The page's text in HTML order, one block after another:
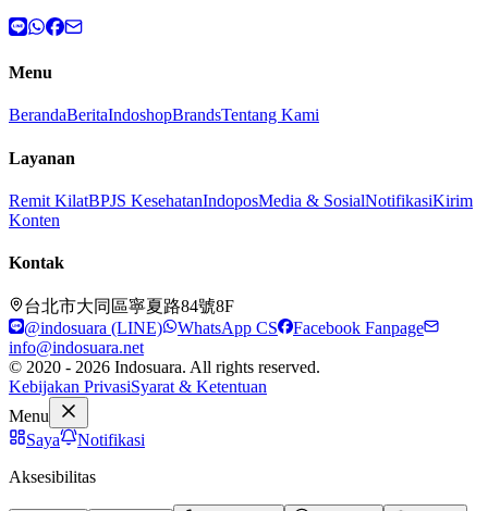
Menu
BerandaBeritaIndoshopBrandsTentang Kami
Layanan
Remit KilatBPJS KesehatanIndoposMedia & SosialNotifikasiKirim
Konten
Kontak
台北市大同區寧夏路84號8F
@indosuara (LINE)
WhatsApp CS
Facebook Fanpage
info@indosuara.net
© 2020 - 2026 Indosuara. All rights reserved.
Kebijakan PrivasiSyarat & Ketentuan
Menu
Saya
Notifikasi
Aksesibilitas